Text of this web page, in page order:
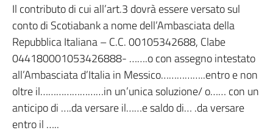
Il contributo di cui all’art.3 dovrà essere versato sul
conto di Scotiabank a nome dell’Ambasciata della
Repubblica Italiana – C.C. 00105342688, Clabe
044180001053426888- …….o con assegno intestato
all’Ambasciata d’Italia in Messico……………..entro e non
oltre il……………………in un’unica soluzione/ o…… con un
anticipo di ….da versare il……e saldo di… .da versare
entro il …..